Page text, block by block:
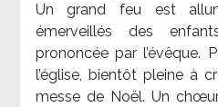
Un grand feu est
émerveillés des
prononcée par l’évêque.
l’église, bientôt pleine à
messe de Noël. Un